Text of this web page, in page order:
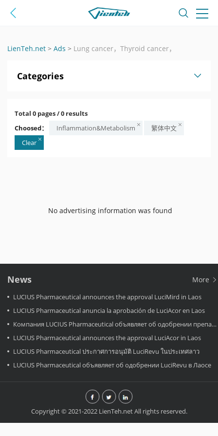
LienTeh.net > Ads > Lung cancer，Thyroid cancer，
Categories
Total 0 pages / 0 results
Choosed：
Inflammation&Metabolism
繁体中文
Clear
No advertising information was found
News More
LUCIUS Pharmaceutical announces the approval LuciMird in Laos
LUCIUS Pharmaceutical anuncia la aprobación de LuciAcor en Laos
Компания LUCIUS Pharmaceutical объявляет об одобрении препарата LuciAcor в Лаосе.
LUCIUS Pharmaceutical announces the approval LuciAcor in Laos
LUCIUS Pharmaceutical ประกาศการอนุมัติ LuciRevu ในประเทศลาว
LUCIUS Pharmaceutical объявляет об одобрении LuciRevu в Лаосе
Copyright © 2021-2022 LienTeh.net All rights reserved.